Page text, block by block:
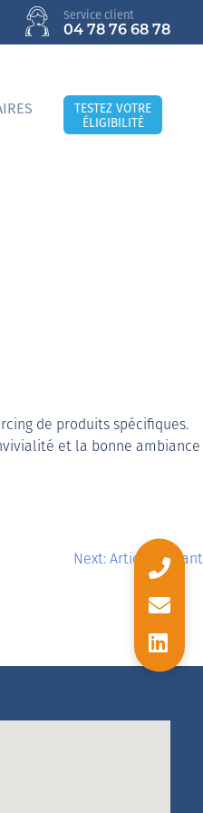
Service client
04 78 76 68 78
TESTEZ VOTRE
ÉLIGIBILITÉ
de produits spécifiques.
et la bonne ambiance
Next: Article suivant